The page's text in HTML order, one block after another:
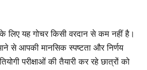
लिए यह गोचर किसी वरदान से कम नहीं है।
से आपकी मानसिक स्पष्टता और निर्णय
परीक्षाओं की तैयारी कर रहे छात्रों को